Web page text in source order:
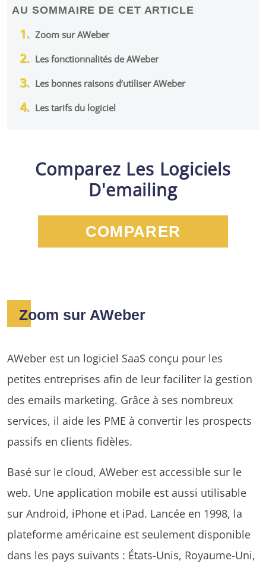
AU SOMMAIRE DE CET ARTICLE
Zoom sur AWeber
Les fonctionnalités de AWeber
Les bonnes raisons d’utiliser AWeber
Les tarifs du logiciel
Comparez Les Logiciels
D'emailing
COMPARER
Zoom sur AWeber
AWeber est un logiciel SaaS conçu pour les
petites entreprises afin de leur faciliter la gestion
des emails marketing. Grâce à ses nombreux
services, il aide les PME à convertir les prospects
passifs en clients fidèles.
Basé sur le cloud, AWeber est accessible sur le
web. Une application mobile est aussi utilisable
sur Android, iPhone et iPad. Lancée en 1998, la
plateforme américaine est seulement disponible
dans les pays suivants : États-Unis, Royaume-Uni,